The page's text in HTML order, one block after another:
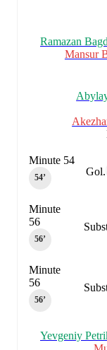
Ramazan
Mansur
Gol.
Minute 54
54‎’‎
Minute
56
56‎’‎
Minute
56
56‎’‎
Yevgeniy